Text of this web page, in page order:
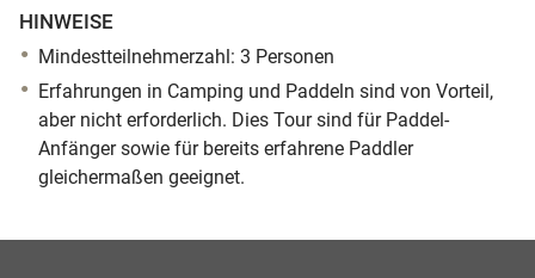
HINWEISE
Mindestteilnehmerzahl: 3 Personen
Erfahrungen in Camping und Paddeln sind von Vorteil,
aber nicht erforderlich. Dies Tour sind für Paddel-
Anfänger sowie für bereits erfahrene Paddler
gleichermaßen geeignet.